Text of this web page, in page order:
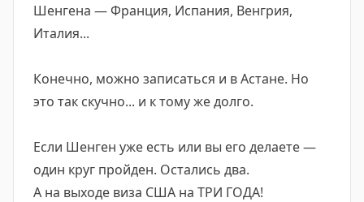
Шенгена — Франция, Испания, Венгрия,
Италия...
Конечно, можно записаться и в Астане. Но
это так скучно... и к тому же долго.
Если Шенген уже есть или вы его делаете —
один круг пройден. Остались два.
А на выходе виза США на ТРИ ГОДА!